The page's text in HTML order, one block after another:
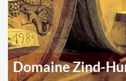
Domaine Zind-